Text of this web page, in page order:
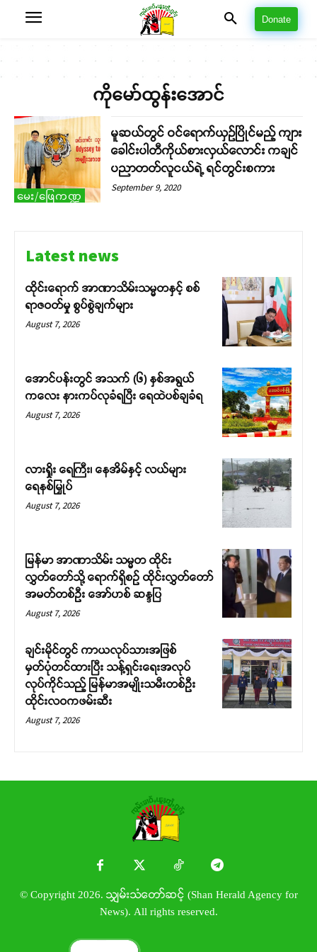
Donate
ကိုမော်ထွန်းအောင်
မေး/ဖြေကဏ္ဍ
မူဆယ်တွင် ဝင်ရောက်ယှဉ်ပြိုင်မည့် ကျား
ခေါင်းပါတီကိုယ်စားလှယ်လောင်း ကချင်
ပညာတတ်လူငယ်ရဲ့ ရင်တွင်းစကား
September 9, 2020
Latest news
ထိုင်းရောက် အာဏာသိမ်းသမ္မတနှင့် စစ်
ရာဇဝတ်မှု စွပ်စွဲချက်များ
August 7, 2026
အောင်ပန်းတွင် အသက် (၆) နှစ်အရွယ်
ကလေး နားကပ်လုခံရပြီး ရေထဲပစ်ချခံရ
August 7, 2026
လားရှိုး ရေကြီး၊ နေအိမ်နှင့် လယ်များ
ရေနစ်မြှုပ်
August 7, 2026
မြန်မာ အာဏာသိမ်း သမ္မတ ထိုင်း
လွှတ်တော်သို့ ရောက်ရှိစဉ် ထိုင်းလွှတ်တော်
အမတ်တစ်ဦး အော်ဟစ် ဆန္ဒပြ
August 7, 2026
ချင်းမိုင်တွင် ကာယလုပ်သားအဖြစ်
မှတ်ပုံတင်ထားပြီး သန့်ရှင်းရေးအလုပ်
လုပ်ကိုင်သည့် မြန်မာအမျိုးသမီးတစ်ဦး
ထိုင်းလဝကဖမ်းဆီး
August 7, 2026
© Copyright 2026. သျှမ်းသံတော်ဆင့် (Shan Herald Agency for
News). All rights reserved.